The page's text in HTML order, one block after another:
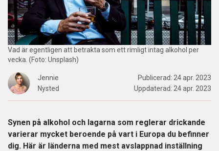
Vad är egentligen att betrakta som ett rimligt intag alkohol per
vecka. (Foto: Unsplash)
Jennie
Nysted
Publicerad: 24 apr. 2023
Uppdaterad: 24 apr. 2023
Synen på alkohol och lagarna som reglerar drickande
varierar mycket beroende på vart i Europa du befinner
dig. Här är länderna med mest avslappnad inställning